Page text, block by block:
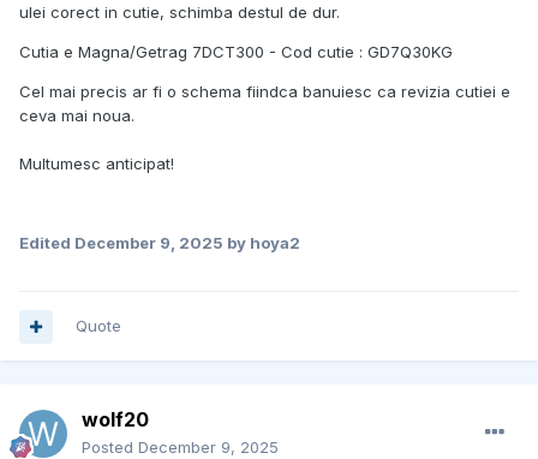
ulei corect in cutie, schimba destul de dur.
Cutia e Magna/Getrag 7DCT300 - Cod cutie : GD7Q30KG
Cel mai precis ar fi o schema fiindca banuiesc ca revizia cutiei e
ceva mai noua.
Multumesc anticipat!
Edited December 9, 2025 by hoya2
Quote
wolf20
Posted December 9, 2025